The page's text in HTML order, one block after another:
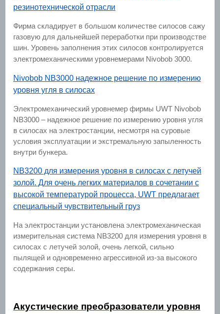
резинотехнической отрасли
Фирма складирует в большом количестве силосов сажу
газовую для дальнейшей переработки при производстве
шин. Уровень заполнения этих силосов контролируется
электромеханическими уровнемерами Nivobob 3000.
Nivobob NB3000 надежное решение по измерению
уровня угля в силосах
Электромеханический уровнемер фирмы UWT Nivobob
NB3000 – надежное решение по измерению уровня угля
в силосах на электростанции, несмотря на суровые
условия эксплуатации и экстремальную запыленность
внутри бункера.
NB3200 для измерения уровня в силосах с летучей
золой. Для очень легких материалов в сочетании с
высокой температурой процесса, UWT предлагает
специальный чувствительный груз
На электростанции установлена электромеханическая
измерительная система NB3200 для измерения уровня в
силосах с летучей золой, очень легкой, сильно
пылящей и одновременно агрессивной из-за высокого
содержания серы.
Акустические преобразователи уровня